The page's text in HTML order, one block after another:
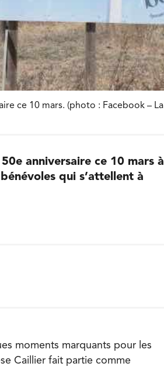
ce 10 mars. (photo : Facebook – La
anniversaire ce 10 mars à
qui s’attellent à
moments marquants pour les
Caillier fait partie comme